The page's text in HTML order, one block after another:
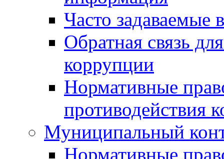
Часто задаваемые
Обратная связь
коррупции
Нормативные
противодействия
Муниципальный
Нормативные